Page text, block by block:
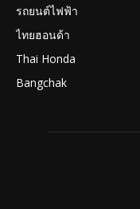
รถยนต์ไฟฟ้า
ไทยฮอนด้า
Thai Honda
Bangchak